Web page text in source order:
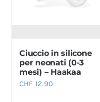
Ciuccio in silicone
per neonati (0-3
mesi) – Haakaa
CHF 12.90